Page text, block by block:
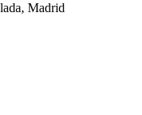
Madrid